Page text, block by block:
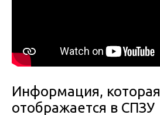
Информация, которая
отображается в СПЗУ